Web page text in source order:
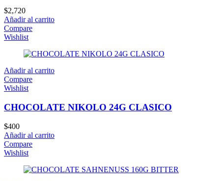
$2,720
Añadir al carrito
Compare
Wishlist
Añadir al carrito
Compare
Wishlist
CHOCOLATE NIKOLO 24G CLASICO
$400
Añadir al carrito
Compare
Wishlist